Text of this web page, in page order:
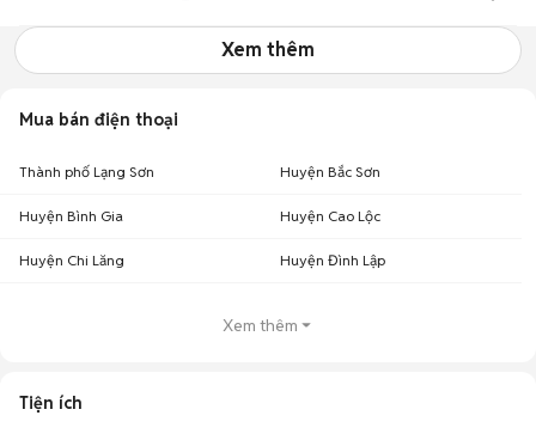
Xem thêm
Mua bán điện thoại
Thành phố Lạng Sơn Huyện Bắc Sơn
Huyện Bình Gia Huyện Cao Lộc
Huyện Chi Lăng Huyện Đình Lập
Xem thêm
Tiện ích